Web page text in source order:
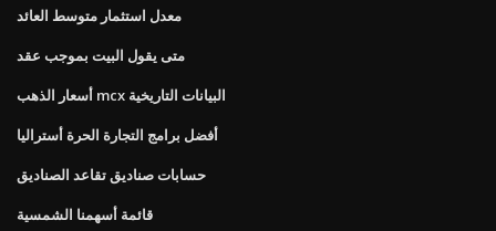
معدل استثمار متوسط ​​العائد
متى يقول البيت بموجب عقد
أسعار الذهب mcx البيانات التاريخية
أفضل برامج التجارة الحرة أستراليا
حسابات صناديق تقاعد الصناديق
قائمة أسهمنا الشمسية